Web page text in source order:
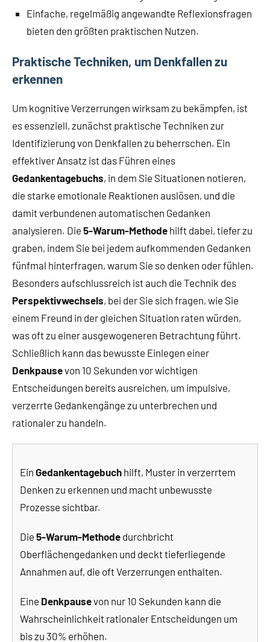
Einfache, regelmäßig angewandte Reflexionsfragen
bieten den größten praktischen Nutzen.
Praktische Techniken, um Denkfallen zu
erkennen
Um kognitive Verzerrungen wirksam zu bekämpfen, ist
es essenziell, zunächst praktische Techniken zur
Identifizierung von Denkfallen zu beherrschen. Ein
effektiver Ansatz ist das Führen eines
Gedankentagebuchs, in dem Sie Situationen notieren,
die starke emotionale Reaktionen auslösen, und die
damit verbundenen automatischen Gedanken
analysieren. Die 5-Warum-Methode hilft dabei, tiefer zu
graben, indem Sie bei jedem aufkommenden Gedanken
fünfmal hinterfragen, warum Sie so denken oder fühlen.
Besonders aufschlussreich ist auch die Technik des
Perspektivwechsels, bei der Sie sich fragen, wie Sie
einem Freund in der gleichen Situation raten würden,
was oft zu einer ausgewogeneren Betrachtung führt.
Schließlich kann das bewusste Einlegen einer
Denkpausevon 10 Sekunden vor wichtigen
Entscheidungen bereits ausreichen, um impulsive,
verzerrte Gedankengänge zu unterbrechen und
rationaler zu handeln.
Ein Gedankentagebuch hilft, Muster in verzerrtem
Denken zu erkennen und macht unbewusste
Prozesse sichtbar.
Die 5-Warum-Methode durchbricht
Oberflächengedanken und deckt tieferliegende
Annahmen auf, die oft Verzerrungen enthalten.
Eine Denkpausevon nur 10 Sekunden kann die
Wahrscheinlichkeit rationaler Entscheidungen um
bis zu 30% erhöhen.